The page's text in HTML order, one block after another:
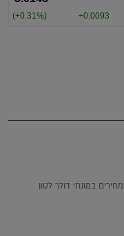
במונחי דולר לטון